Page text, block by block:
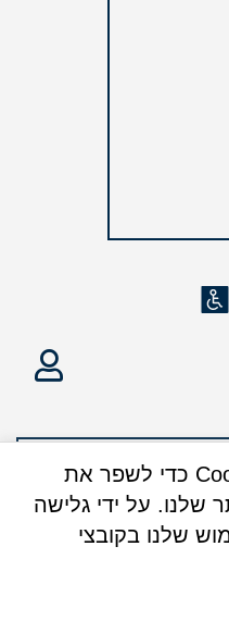
אנו משתמשים בקובצי Cookie כדי לשפר את
על ידי גלישה
שלנו בקובצי